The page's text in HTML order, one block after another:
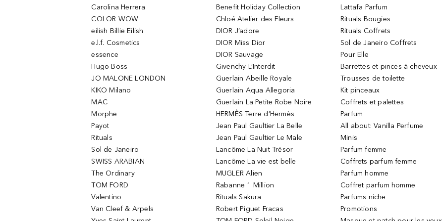
Carolina Herrera
COLOR WOW
eilish Billie Eilish
e.l.f. Cosmetics
essence
Hugo Boss
JO MALONE LONDON
KIKO Milano
MAC
Morphe
Payot
Rituals
Sol de Janeiro
SWISS ARABIAN
The Ordinary
TOM FORD
Valentino
Van Cleef & Arpels
Benefit Holiday Collection
Chloé Atelier des Fleurs
DIOR J’adore
DIOR Miss Dior
DIOR Sauvage
Givenchy L’Interdit
Guerlain Abeille Royale
Guerlain Aqua Allegoria
Guerlain La Petite Robe Noire
HERMÈS Terre d’Hermès
Jean Paul Gaultier La Belle
Jean Paul Gaultier Le Male
Lancôme La Nuit Trésor
Lancôme La vie est belle
MUGLER Alien
Rabanne 1 Million
Rituals Sakura
Robert Piguet Fracas
Lattafa Parfum
Rituals Bougies
Rituals Coffrets
Sol de Janeiro Coffrets
Pour Elle
Barrettes et pinces à cheveux
Trousses de toilette
Kit pinceaux
Coffrets et palettes
Parfum
All about: Vanilla Perfume
Minis
Parfum femme
Coffrets parfum femme
Parfum homme
Coffret parfum homme
Parfums niche
Promotions